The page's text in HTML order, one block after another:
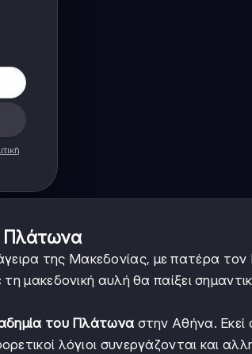
Πλάτωνα
της Μακεδονίας, με πατέρα τον
μακεδονική αυλή θα παίξει
του Πλάτωνα στην Αθήνα. Εκεί
λόγιοι συνεργάζονται και